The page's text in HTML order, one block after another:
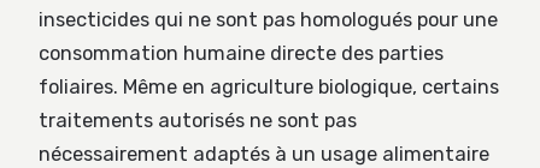
insecticides qui ne sont pas homologués pour une
consommation humaine directe des parties
foliaires. Même en agriculture biologique, certains
traitements autorisés ne sont pas
nécessairement adaptés à un usage alimentaire